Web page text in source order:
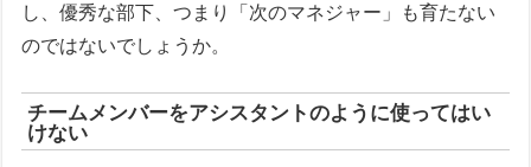
し、優秀な部下、つまり「次のマネジャー」も育たない
のではないでしょうか。
チームメンバーをアシスタントのように使ってはい
けない